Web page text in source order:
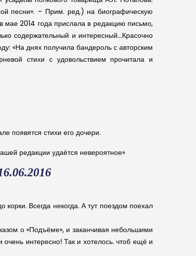
песни». – Прим. ред.) на биографическую
мае 2014 года прислала в редакцию письмо,
содержательный и интересный…Красочно
«На днях получила бандероль с авторским
стихи с удовольствием прочитала и
появятся стихи его дочери.
редакции удаётся невероятное»
Всегда некогда. А тут поездом поехал
о «Подъёме», и заканчивая небольшими
интересно! Так и хотелось. чтоб ещё и